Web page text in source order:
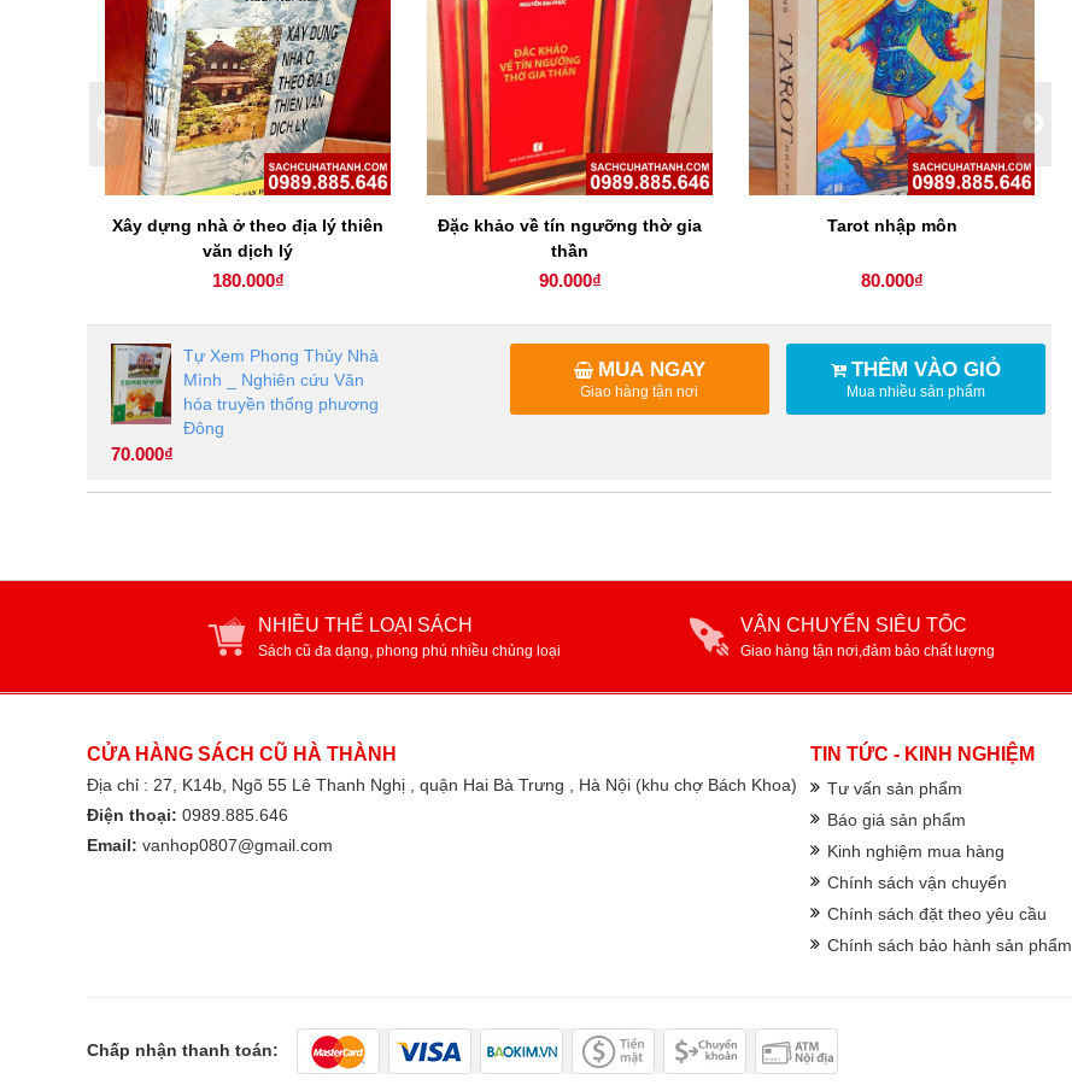
Xây dựng nhà ở theo địa lý thiên
văn dịch lý
180.000₫
Đặc khảo về tín ngưỡng thờ gia
thần
90.000₫
Tarot nhập môn
80.000₫
Tự Xem Phong Thủy Nhà
Mình _ Nghiên cứu Văn
hóa truyền thống phương
Đông
70.000₫
THÊM VÀO GIỎ
Mua nhiều sản phẩm
MUA NGAY
Giao hàng tận nơi
NHIỀU THỂ LOẠI SÁCH
Sách cũ đa dạng, phong phú nhiều chủng loại
VẬN CHUYỂN SIÊU TỐC
Giao hàng tận nơi,đảm bảo chất lượng
CỬA HÀNG SÁCH CŨ HÀ THÀNH
Địa chỉ : 27, K14b, Ngõ 55 Lê Thanh Nghị , quận Hai Bà Trưng , Hà Nội (khu chợ Bách Khoa)
Điện thoại: 0989.885.646
Email: vanhop0807@gmail.com
TIN TỨC - KINH NGHIỆM
Tư vấn sản phẩm
Báo giá sản phẩm
Kinh nghiệm mua hàng
Chính sách vận chuyển
Chính sách đặt theo yêu cầu
Chính sách bảo hành sản phẩm
Chấp nhận thanh toán: